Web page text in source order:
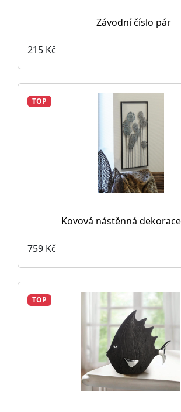
Závodní číslo pár
215 Kč
TOP
Kovová nástěnná
759 Kč
TOP